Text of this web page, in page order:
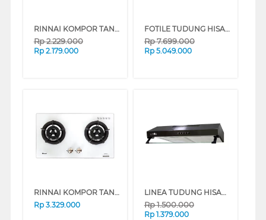
RINNAI KOMPOR TANAM BUILT IN HOB RB-772RO(G)
Rp2.229.000
Rp 2.179.000
FOTILE TUDUNG HISAP ASAP CHIMNEY WALL HOOD EMG9027
Rp7.699.000
Rp 5.049.000
RINNAI KOMPOR TANAM BUILT IN HOB RB2GHC(OW)
Rp 3.329.000
LINEA TUDUNG HISAP ASAP SLIM LINE HOOD LSH601BLACK
Rp1.500.000
Rp 1.379.000